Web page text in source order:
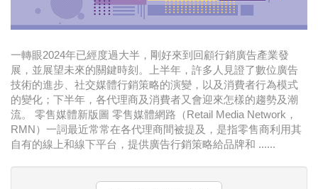
一轉眼2024年已經度過大半，剛好來到回顧行銷廣告產業發
展，並展望未來的關鍵時刻。上半年，許多人見證了數位廣告
技術的進步、社交媒體行銷策略的演變，以及消費者行為模式
的變化；下半年，各代理商及消費者又會迎來怎樣的趨勢及潮
流。 零售媒體新版圖 零售媒體網路（Retail Media Network，
RMN）一詞最近常常在各代理商間被提及，是指零售商利用其
自有的線上和線下平台，提供廣告行銷策略給品牌和 ......
牛恆泰：媒體產業蛻變關鍵期，數位轉型該怎麼
搞？（上）